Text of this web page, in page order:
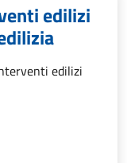
edilizi
edilizi